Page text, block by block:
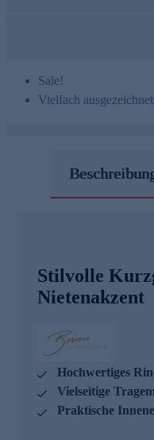
Sale!
Vielfach
Stilvolle
Nietenakzent
Hochwertiges
Vielseitige
Praktische